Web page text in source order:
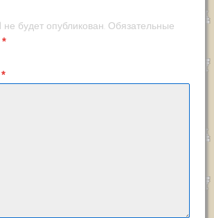
будет опубликован. Обязательные
*
*